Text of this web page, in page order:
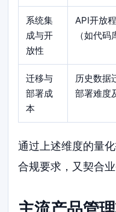
系统集
成与开
放性
API开放
（如代
迁移与
部署成
本
历史数据
部署难度
通过上述维度的量
合规要求，又契合